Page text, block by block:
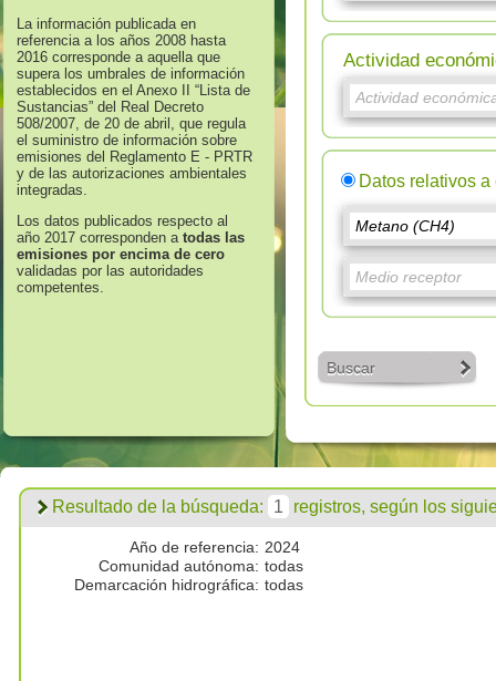
La información publicada en
referencia a los años 2008 hasta
2016 corresponde a aquella que
supera los umbrales de información
establecidos en el Anexo II “Lista de
Sustancias” del Real Decreto
508/2007, de 20 de abril, que regula
el suministro de información sobre
emisiones del Reglamento E - PRTR
y de las autorizaciones ambientales
integradas.
Los datos publicados respecto al
año 2017 corresponden atodas las
emisiones por encima de cero
validadas por las autoridades
competentes.
Actividad
Datos relativos
Buscar
Resultado de la búsqueda: 1 registros, según los
Año de referencia: 2024
Comunidad autónoma: todas
Demarcación hidrográfica: todas